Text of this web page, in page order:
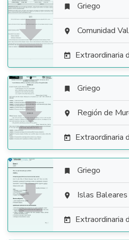

 Griego
 Comunidad
 Extraordinaria

 Griego
 Región de
 Extraordinaria

 Griego
 Islas Baleares
 Extraordinaria